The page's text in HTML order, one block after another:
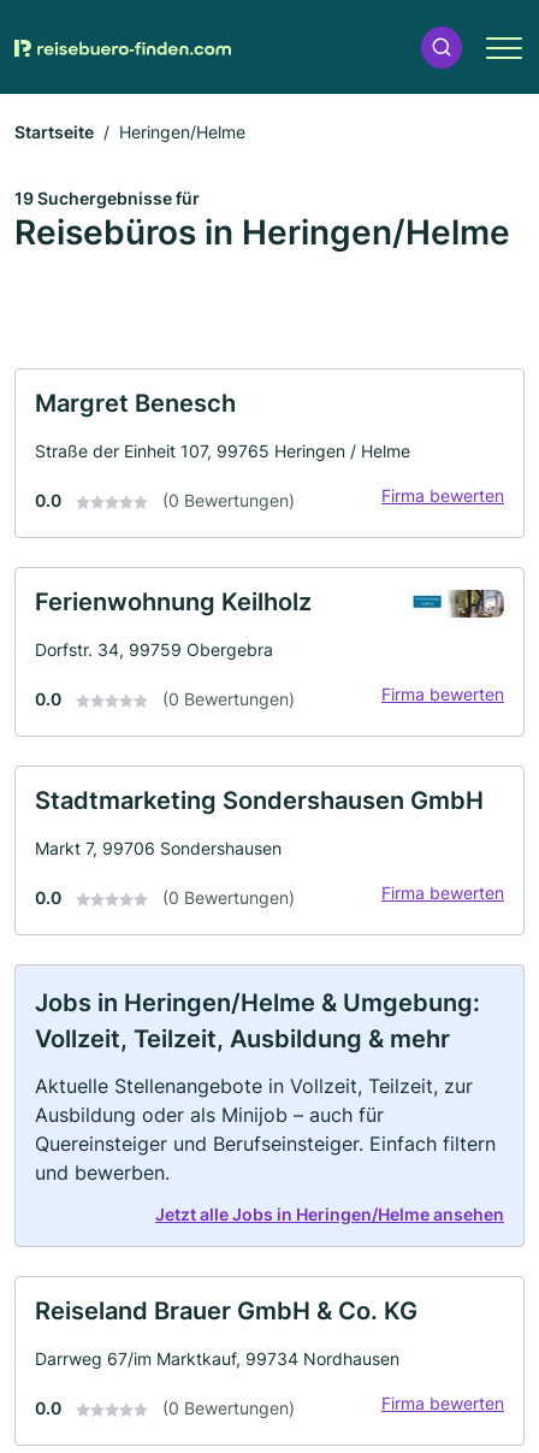
Startseite Heringen/Helme
19 Suchergebnisse für
Reisebüros in Heringen/Helme
Margret Benesch
Straße der Einheit 107, 99765 Heringen / Helme
0.0 (0 Bewertungen) Firma bewerten
Ferienwohnung Keilholz
Dorfstr. 34, 99759 Obergebra
0.0 (0 Bewertungen) Firma bewerten
Stadtmarketing Sondershausen GmbH
Markt 7, 99706 Sondershausen
0.0 (0 Bewertungen) Firma bewerten
Jobs in Heringen/Helme & Umgebung:
Vollzeit, Teilzeit, Ausbildung & mehr
Aktuelle Stellenangebote in Vollzeit, Teilzeit, zur
Ausbildung oder als Minijob – auch für
Quereinsteiger und Berufseinsteiger. Einfach filtern
und bewerben.
Jetzt alle Jobs in Heringen/Helme ansehen
Reiseland Brauer GmbH & Co. KG
Darrweg 67/im Marktkauf, 99734 Nordhausen
0.0 (0 Bewertungen) Firma bewerten